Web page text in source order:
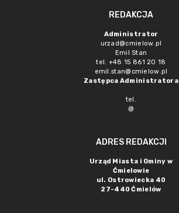
REDAKCJA
Administrator
urzad@cmielow.pl
Emil Stan
tel. +48 15 861 20 18
emil.stan@cmielow.pl
Zastępca Administratora
tel.
@
ADRES REDAKCJI
Urząd Miasta i Gminy w
Ćmielowie
ul. Ostrowiecka 40
27-440 Ćmielów